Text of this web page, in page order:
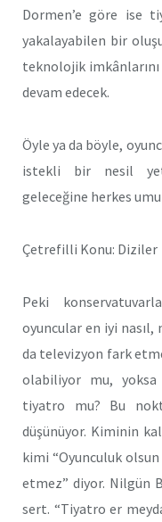
Dormen’e göre ise
yakalayabilen bir
teknolojik imkânlarını
devam edecek.
Öyle ya da böyle,
istekli bir nesil
geleceğine herkes
Çetrefilli Konu: Diziler
Peki
oyuncular en iyi
da televizyon fark
olabiliyor mu, yoksa
tiyatro mu? Bu
düşünüyor. Kiminin
kimi “Oyunculuk olsun
etmez” diyor. Nilgün
sert. “Tiyatro er